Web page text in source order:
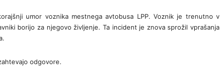
umor voznika mestnega avtobusa LPP. Voznik je trenutno v
borijo za njegovo življenje. Ta incident je znova sprožil vprašanja
odgovore.